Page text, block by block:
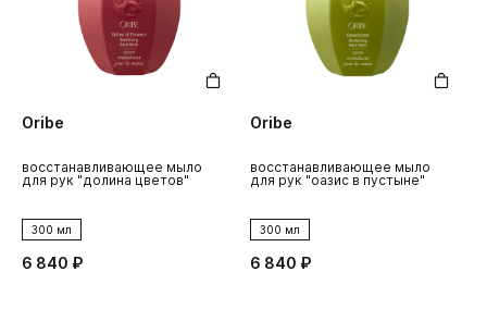
Oribe
восстанавливающее мыло
для рук "долина цветов"
300 мл
6 840 ₽
Oribe
восстанавливающее мыло
для рук "оазис в пустыне"
300 мл
6 840 ₽